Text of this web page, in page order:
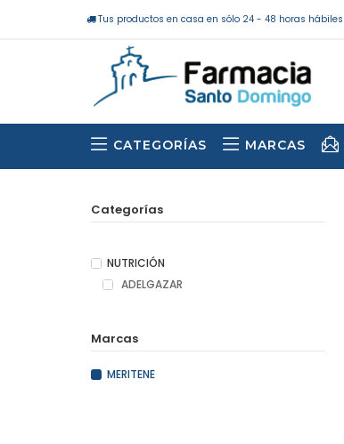
Tus productos en casa en sólo 24 - 48 horas hábiles
CATEGORÍAS MARCAS
Categorías
NUTRICIÓN
ADELGAZAR
Marcas
MERITENE